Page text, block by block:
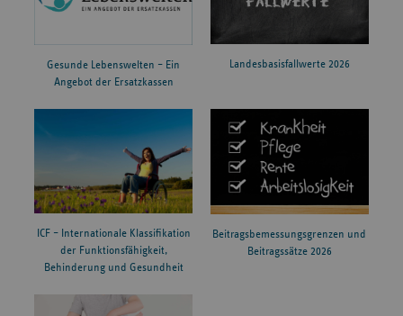
Gesunde Lebenswelten – Ein
Angebot der Ersatzkassen
Landesbasisfallwerte 2026
ICF – Internationale Klassifikation
der Funktionsfähigkeit,
Behinderung und Gesundheit
Beitragsbemessungsgrenzen und
Beitragssätze 2026